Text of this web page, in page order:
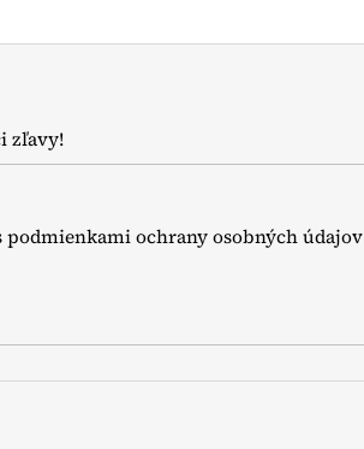
zľavy!
podmienkami ochrany osobných údajov